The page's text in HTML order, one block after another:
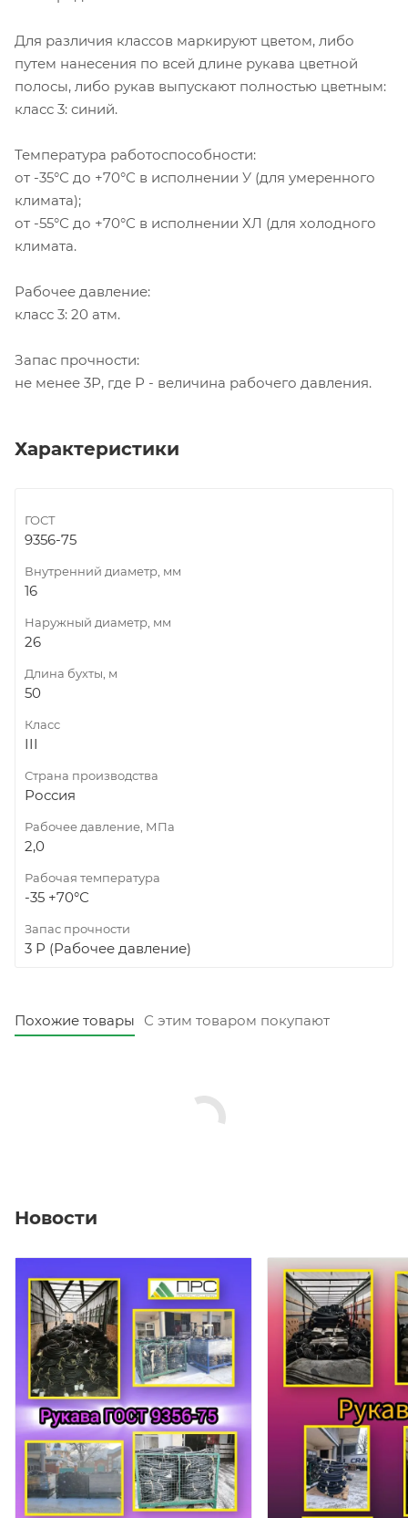
Для различия классов маркируют цветом, либо
путем нанесения по всей длине рукава цветной
полосы, либо рукав выпускают полностью цветным:
класс 3: синий.
Температура работоспособности:
от -35°С до +70°С в исполнении У (для умеренного
климата);
от -55°С до +70°С в исполнении ХЛ (для холодного
климата.
Рабочее давление:
класс 3: 20 атм.
Запас прочности:
не менее 3Р, где Р - величина рабочего давления.
Характеристики
ГОСТ
9356-75
Внутренний диаметр, мм
16
Наружный диаметр, мм
26
Длина бухты, м
50
Класс
III
Страна производства
Россия
Рабочее давление, МПа
2,0
Рабочая температура
-35 +70°С
Запас прочности
3 Р (Рабочее давление)
Похожие товары С этим товаром покупают
Новости